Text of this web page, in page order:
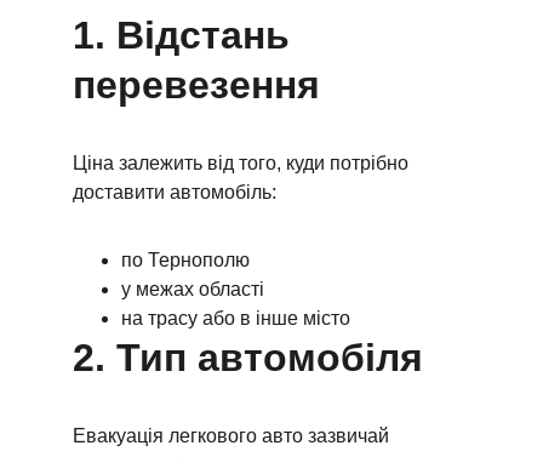
1. Відстань
перевезення
Ціна залежить від того, куди потрібно
доставити автомобіль:
по Тернополю
у межах області
на трасу або в інше місто
2. Тип автомобіля
Евакуація легкового авто зазвичай